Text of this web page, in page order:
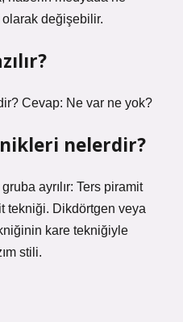
olarak değişebilir.
Cevap: Ne var ne yok?
nelerdir?
ayrılır: Ters piramit
tekniği. Dikdörtgen veya
kare tekniğiyle
stili.